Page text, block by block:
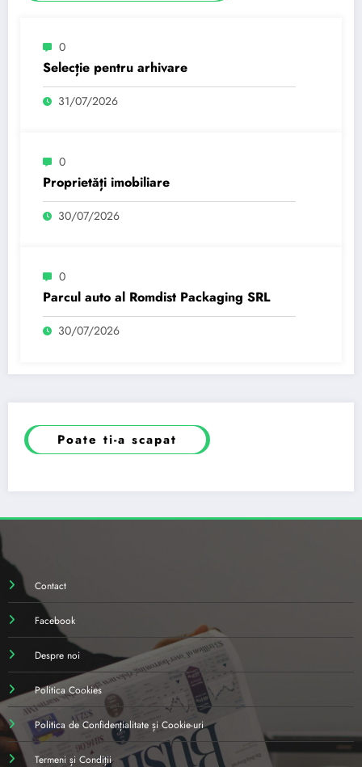
0
Selecție pentru arhivare
31/07/2026
0
Proprietăți imobiliare
30/07/2026
0
Parcul auto al Romdist Packaging SRL
30/07/2026
Poate ti-a scapat
Contact
Facebook
Despre noi
Politica Cookies
Politica de Confidențialitate și Cookie-uri
Termeni și Condiții